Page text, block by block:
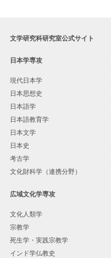
文学研究科研究室公式サイト
日本学専攻
現代日本学
日本思想史
日本語学
日本語教育学
日本文学
日本史
考古学
文化財科学（連携分野）
広域文化学専攻
文化人類学
宗教学
死生学・実践宗教学
インド学仏教史